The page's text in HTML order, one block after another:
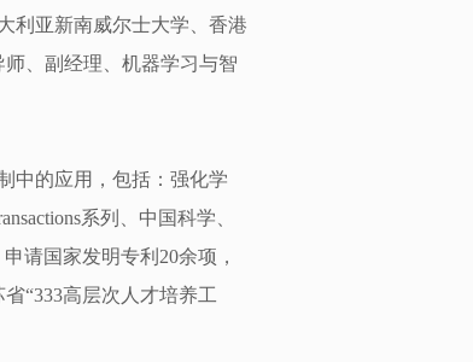
利亚新南威尔士大学、香港
、副经理、机器学习与智
中的应用，包括：强化学
系列、中国科学、
请国家发明专利20余项，
“333高层次人才培养工